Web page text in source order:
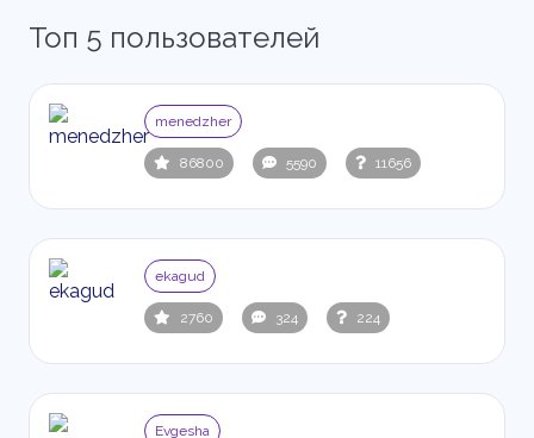
Топ 5 пользователей
menedzher
86800 5590 11656
ekagud
2760 324 224
Evgesha